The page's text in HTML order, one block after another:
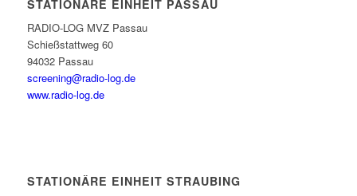
STATIONÄRE EINHEIT PASSAU
RADIO-LOG MVZ Passau
Schießstattweg 60
94032 Passau
screening@radio-log.de
www.radio-log.de
STATIONÄRE EINHEIT STRAUBING